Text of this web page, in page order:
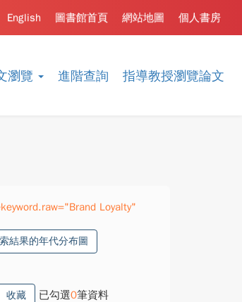
瀏覽 進階查詢 指導教授瀏覽論文
個人書房
網站地圖
圖書館首頁
English
Loyalty"
結果的年代分布圖
收藏 已勾選0筆資料